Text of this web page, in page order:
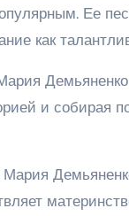
Ее
как
Демьяненко
и собирая